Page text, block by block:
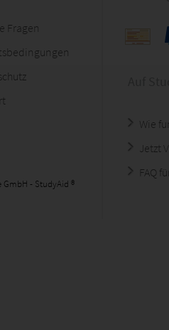
Fragen
GmbH - StudyAid ®
Wie
Jetzt
FAQ